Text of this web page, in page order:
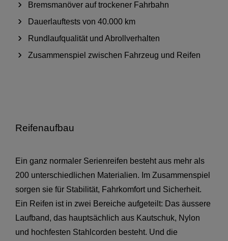
Bremsmanöver auf trockener Fahrbahn
Dauerlauftests von 40.000 km
Rundlaufqualität und Abrollverhalten
Zusammenspiel zwischen Fahrzeug und Reifen
Reifenaufbau
Ein ganz normaler Serienreifen besteht aus mehr als
200 unterschiedlichen Materialien. Im Zusammenspiel
sorgen sie für Stabilität, Fahrkomfort und Sicherheit.
Ein Reifen ist in zwei Bereiche aufgeteilt: Das äussere
Laufband, das hauptsächlich aus Kautschuk, Nylon
und hochfesten Stahlcorden besteht. Und die